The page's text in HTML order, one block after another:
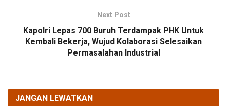
Next Post
Kapolri Lepas 700 Buruh Terdampak PHK Untuk
Kembali Bekerja, Wujud Kolaborasi Selesaikan
Permasalahan Industrial
JANGAN LEWATKAN